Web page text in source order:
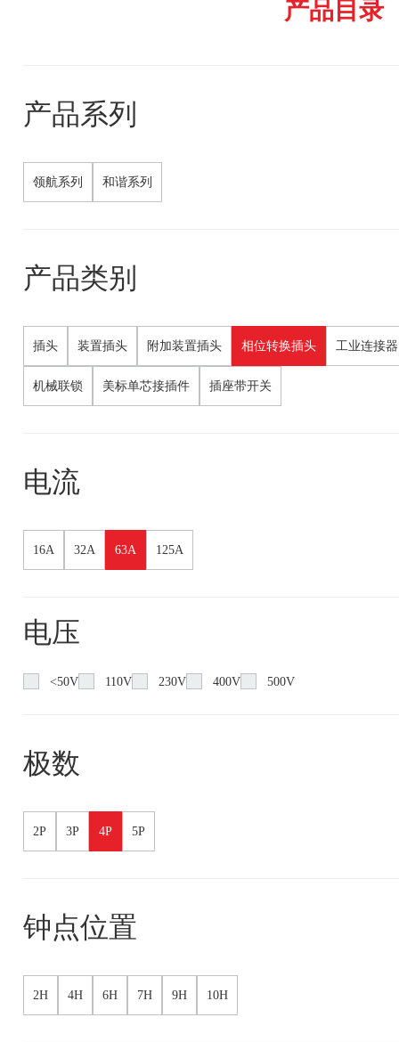
产品目录
产品系列
领航系列 和谐系列
产品类别
插头 装置插头 附加装置插头 相位转换插头 工业连接器
机械联锁 美标单芯接插件 插座带开关
电流
16A 32A 63A 125A
电压
<50V 110V 230V 400V 500V
极数
2P 3P 4P 5P
钟点位置
2H 4H 6H 7H 9H 10H